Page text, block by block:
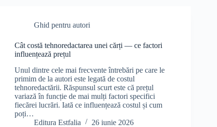
Ghid pentru autori
Cât costă tehnoredactarea unei cărți — ce factori
influențează prețul
Unul dintre cele mai frecvente întrebări pe care le
primim de la autori este legată de costul
tehnoredactării. Răspunsul scurt este că prețul
variază în funcție de mai mulți factori specifici
fiecărei lucrări. Iată ce influențează costul și cum
poți…
Editura Estfalia
26 iunie 2026